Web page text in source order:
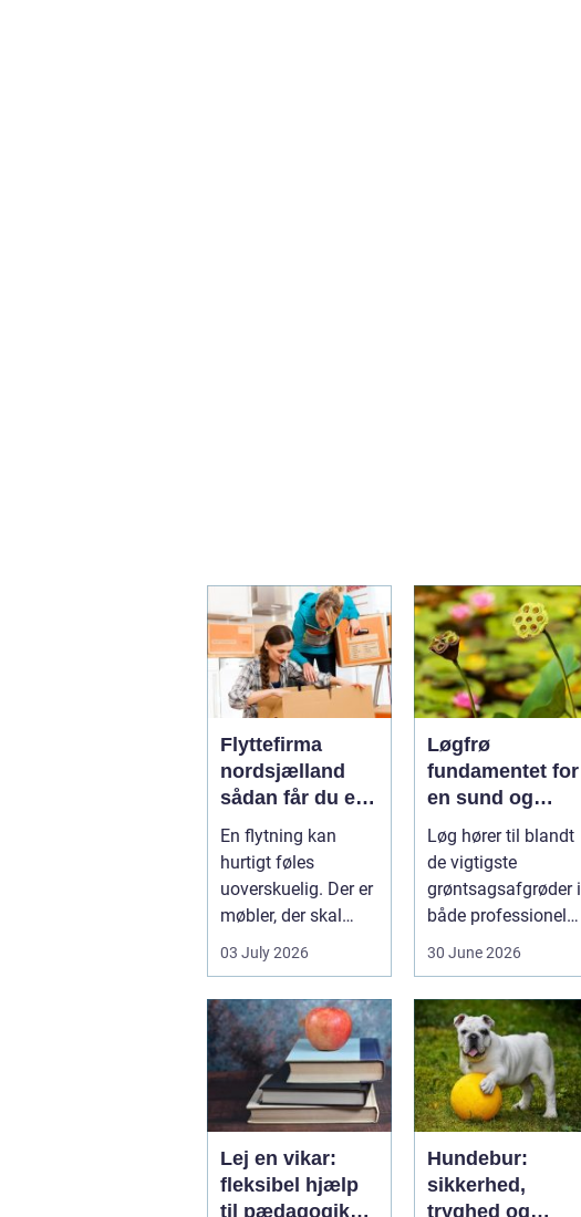
Flyttefirma
nordsjælland
sådan får du en
tryg og effektiv
flytning
En flytning kan
hurtigt føles
uoverskuelig. Der er
møbler, der skal
bæres, kasser der
skal pakkes, o...
03 July 2026
Løgfrø
fundamentet for
en sund og
stabil løgavl
Løg hører til blandt
de vigtigste
grøntsagsafgrøder i
både professionel
og hobbybaseret
30 June 2026
Lej en vikar:
fleksibel hjælp
til pædagogik
Hundebur:
sikkerhed,
tryghed og